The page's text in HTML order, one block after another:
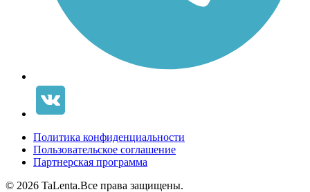
Политика конфиденциальности
Пользовательское соглашение
Партнерская программа
© 2026 TaLenta.Все права защищены.